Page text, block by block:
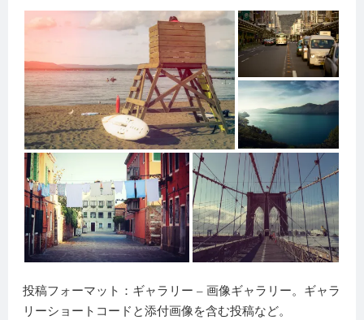
投稿フォーマット：ギャラリー – 画像ギャラリー。ギャラ
リーショートコードと添付画像を含む投稿など。